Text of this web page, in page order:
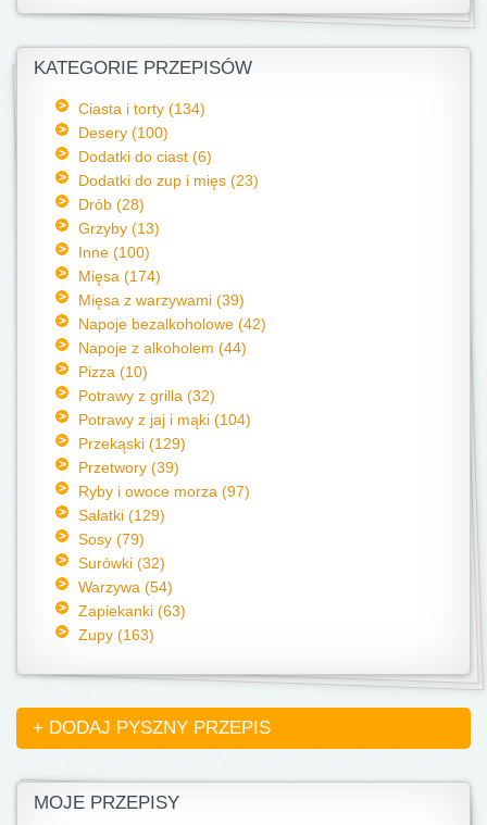
KATEGORIE PRZEPISÓW
Ciasta i torty (134)
Desery (100)
Dodatki do ciast (6)
Dodatki do zup i mięs (23)
Drób (28)
Grzyby (13)
Inne (100)
Mięsa (174)
Mięsa z warzywami (39)
Napoje bezalkoholowe (42)
Napoje z alkoholem (44)
Pizza (10)
Potrawy z grilla (32)
Potrawy z jaj i mąki (104)
Przekąski (129)
Przetwory (39)
Ryby i owoce morza (97)
Sałatki (129)
Sosy (79)
Surówki (32)
Warzywa (54)
Zapiekanki (63)
Zupy (163)
+ DODAJ PYSZNY PRZEPIS
MOJE PRZEPISY